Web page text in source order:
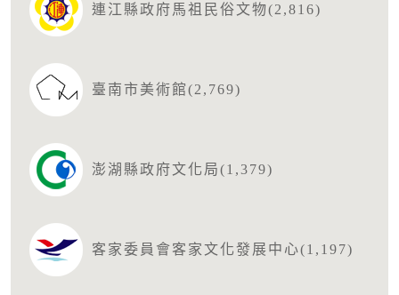
連江縣政府馬祖民俗文物(2,816)
臺南市美術館(2,769)
澎湖縣政府文化局(1,379)
客家委員會客家文化發展中心(1,197)